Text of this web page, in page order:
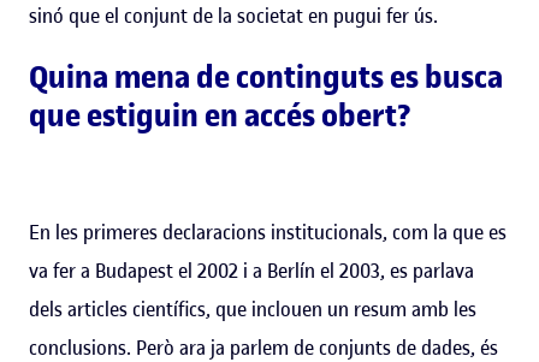
sinó que el conjunt de la societat en pugui fer ús.
Quina mena de continguts es busca
que estiguin en accés obert?
En les primeres declaracions institucionals, com la que es
va fer a Budapest el 2002 i a Berlín el 2003, es parlava
dels articles científics, que inclouen un resum amb les
conclusions. Però ara ja parlem de conjunts de dades, és